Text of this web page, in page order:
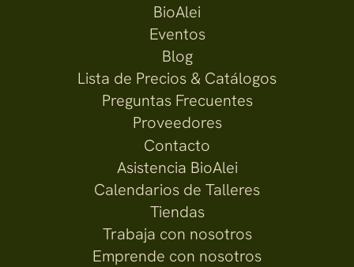
BioAlei
Eventos
Blog
Lista de Precios & Catálogos
Preguntas Frecuentes
Proveedores
Contacto
Asistencia BioAlei
Calendarios de Talleres
Tiendas
Trabaja con nosotros
Emprende con nosotros